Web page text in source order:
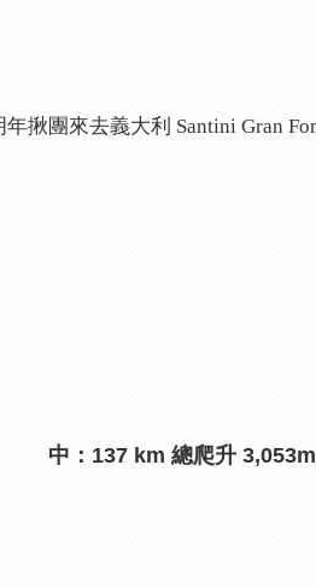
團來去義大利 Santini Gran
中：137 km 總爬升 3,053m